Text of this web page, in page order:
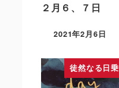
２月６、７日
2021年2月6日
徒然なる日乗